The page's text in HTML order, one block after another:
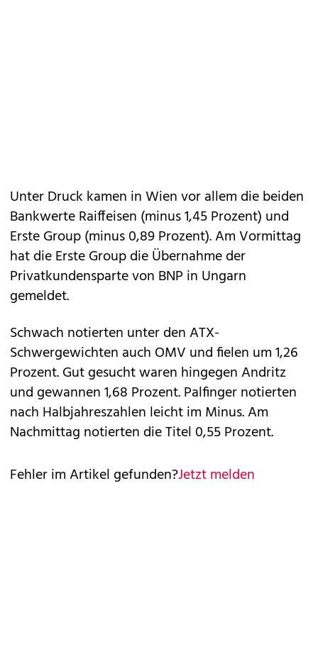
Unter Druck kamen in Wien vor allem die beiden
Bankwerte Raiffeisen (minus 1,45 Prozent) und
Erste Group (minus 0,89 Prozent). Am Vormittag
hat die Erste Group die Übernahme der
Privatkundensparte von BNP in Ungarn
gemeldet.
Schwach notierten unter den ATX-
Schwergewichten auch OMV und fielen um 1,26
Prozent. Gut gesucht waren hingegen Andritz
und gewannen 1,68 Prozent. Palfinger notierten
nach Halbjahreszahlen leicht im Minus. Am
Nachmittag notierten die Titel 0,55 Prozent.
Fehler im Artikel gefunden?Jetzt melden